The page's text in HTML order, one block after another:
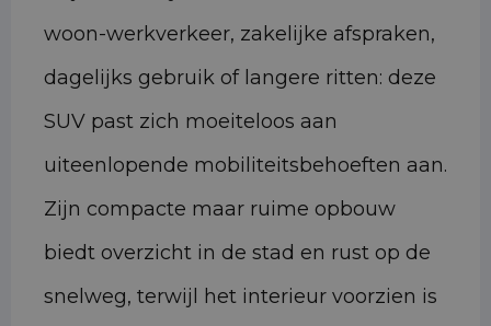
woon-werkverkeer, zakelijke afspraken,
dagelijks gebruik of langere ritten: deze
SUV past zich moeiteloos aan
uiteenlopende mobiliteitsbehoeften aan.
Zijn compacte maar ruime opbouw
biedt overzicht in de stad en rust op de
snelweg, terwijl het interieur voorzien is